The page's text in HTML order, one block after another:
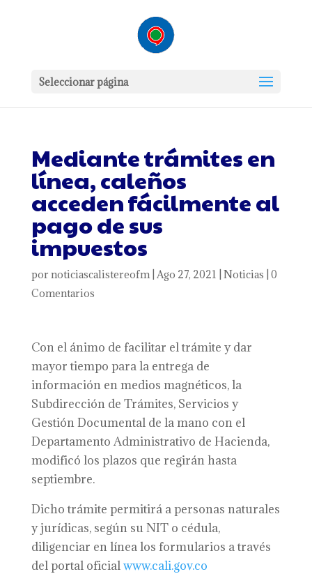
Seleccionar página
Mediante trámites en
línea, caleños
acceden fácilmente al
pago de sus
impuestos
por noticiascalistereofm| Ago 27, 2021 Noticias 0
Comentarios
Con el ánimo de facilitar el trámite y dar
mayor tiempo para la entrega de
información en medios magnéticos, la
Subdirección de Trámites, Servicios y
Gestión Documental de la mano con el
Departamento Administrativo de Hacienda,
modificó los plazos que regirán hasta
septiembre.
Dicho trámite permitirá a personas naturales
y jurídicas, según su NIT o cédula,
diligenciar en línea los formularios a través
del portal oficialwww.cali.gov.co